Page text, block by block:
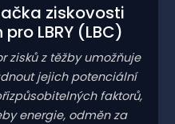
ziskovosti
LBRY (LBC)
zisků z těžby umožňuje
jejich potenciální
faktorů,
energie, odměn za